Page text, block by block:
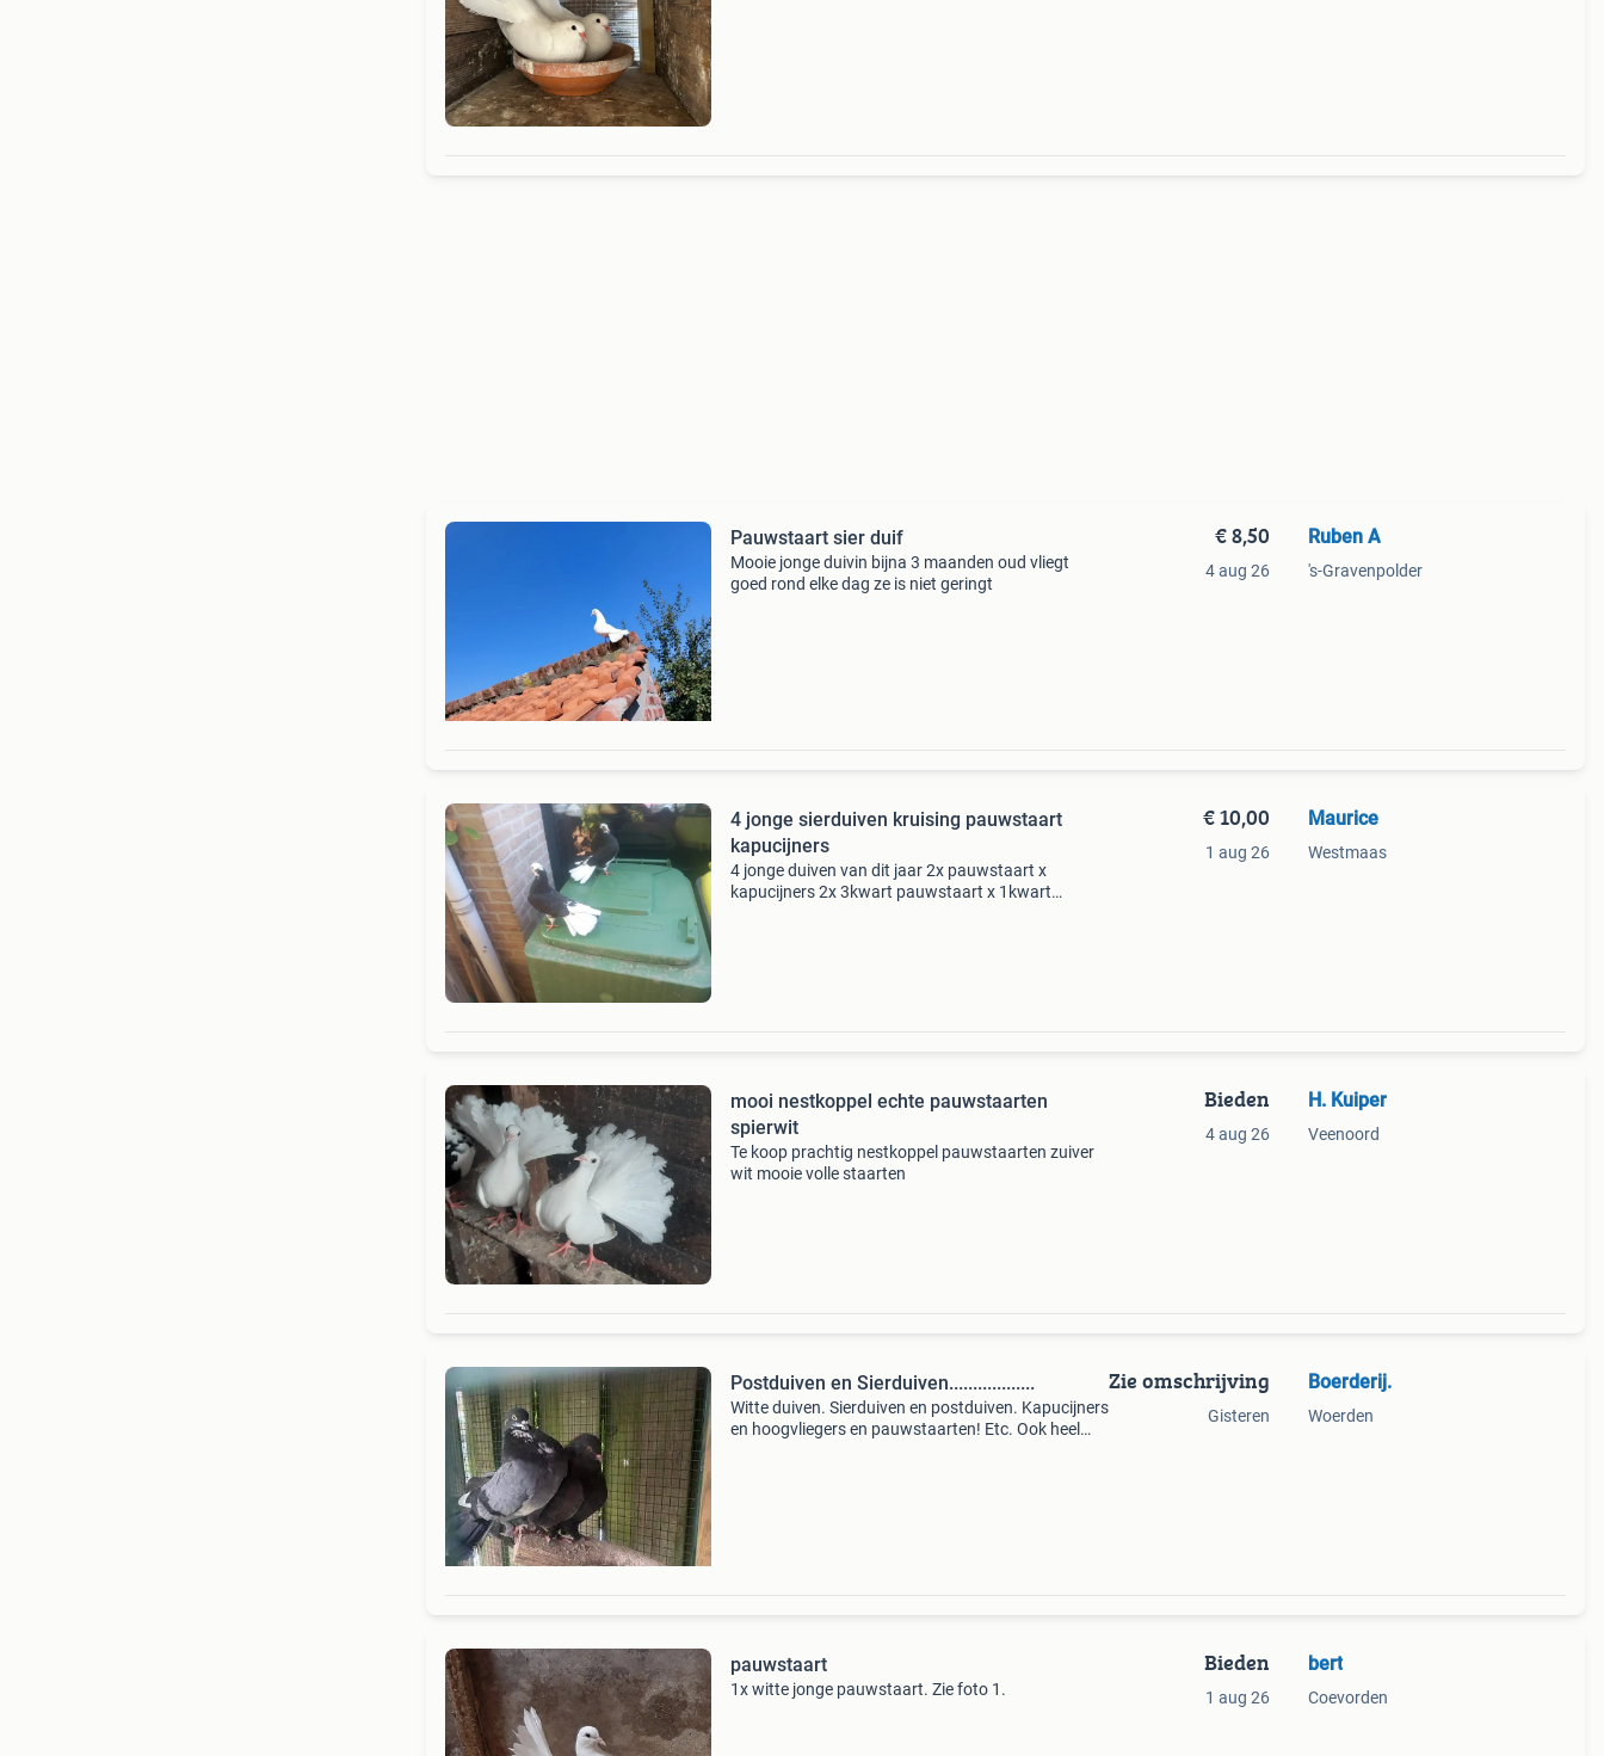
Pauwstaart sier duif
Mooie jonge duivin bijna 3 maanden oud vliegt
goed rond elke dag ze is niet geringt
€ 8,50
4 aug 26
Ruben A
's-Gravenpolder
4 jonge sierduiven kruising pauwstaart
kapucijners
4 jonge duiven van dit jaar 2x pauwstaart x
kapucijners 2x 3kwart pauwstaart x 1kwart
€ 10,00
1 aug 26
Maurice
Westmaas
mooi nestkoppel echte pauwstaarten
spierwit
Te koop prachtig nestkoppel pauwstaarten zuiver
wit mooie volle staarten
Bieden
4 aug 26
H. Kuiper
Veenoord
Postduiven en Sierduiven..................
Witte duiven. Sierduiven en postduiven. Kapucijners
en hoogvliegers en pauwstaarten! Etc. Ook heel
Zie omschrijving
Gisteren
Boerderij.
Woerden
pauwstaart
1x witte jonge pauwstaart. Zie foto 1.
Bieden
1 aug 26
bert
Coevorden